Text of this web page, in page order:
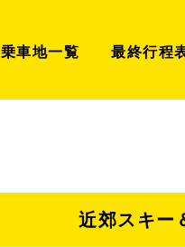
乗車地一覧 最終行程
近郊スキー